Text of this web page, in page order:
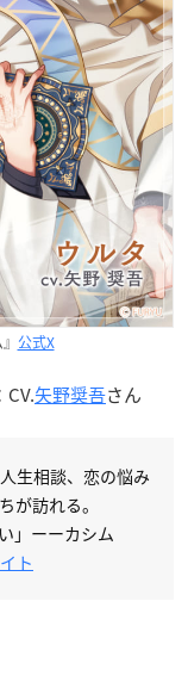
公式X
矢野奨吾さん
生相談、恋の悩み
が訪れる。
」ーーカシム
ト